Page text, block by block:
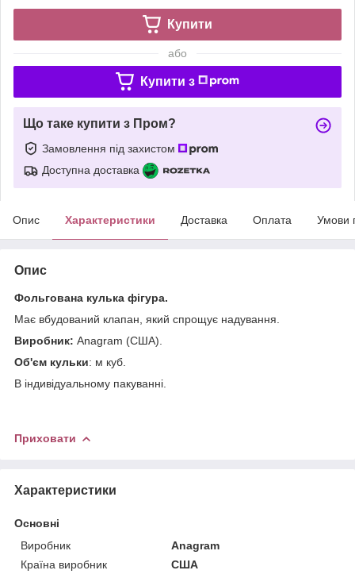
Купити
або
Купити з
Що таке купити з Пром?
Замовлення під захистом
Доступна доставка
Опис Характеристики Доставка Оплата Умови
Опис
Фольгована кулька фігура.
Має вбудований клапан, який спрощує надування.
Виробник: Anagram (США).
Об'єм кульки: м куб.
В індивідуальному пакуванні.
Приховати
Характеристики
Основні
Виробник
Anagram
Країна виробник
США